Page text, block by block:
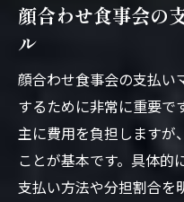
顔合わせ食事会の
ル
顔合わせ食事会の支払い
するために非常に重要で
主に費用を負担しますが
ことが基本です。具体的
支払い方法や分担割合を